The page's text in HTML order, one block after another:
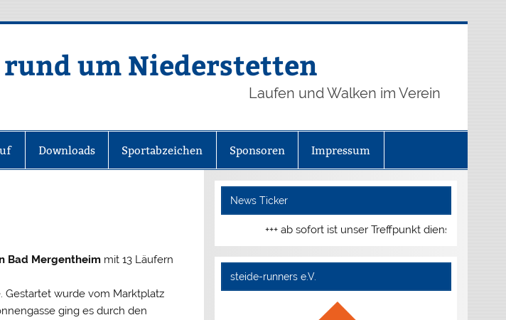
um Niederstetten
Laufen und Walken im Verein
Downloads Sportabzeichen Sponsoren Impressum
Bad Mergentheim mit 13 Läufern
Gestartet wurde vom Marktplatz
ging es durch den
News Ticker
+++ ab sofort ist unser Treffpunkt dienstags und
steide-runners e.V.